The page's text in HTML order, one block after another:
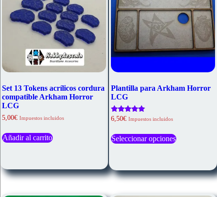
Set 13 Tokens acrílicos cordura
compatible Arkham Horror
LCG
5,00€ Impuestos incluidos
Añadir al carrito
Plantilla para Arkham Horror
LCG
Valorado
de 5
6,50€ Impuestos incluidos
Seleccionar opcionesproducto
Las
opciones